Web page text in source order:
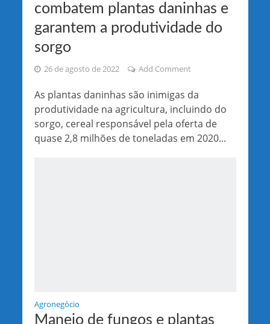
combatem plantas daninhas e
garantem a produtividade do
sorgo
26 de agosto de 2022 Add Comment
As plantas daninhas são inimigas da
produtividade na agricultura, incluindo do
sorgo, cereal responsável pela oferta de
quase 2,8 milhões de toneladas em 2020...
Agronegócio
Manejo de fungos e plantas